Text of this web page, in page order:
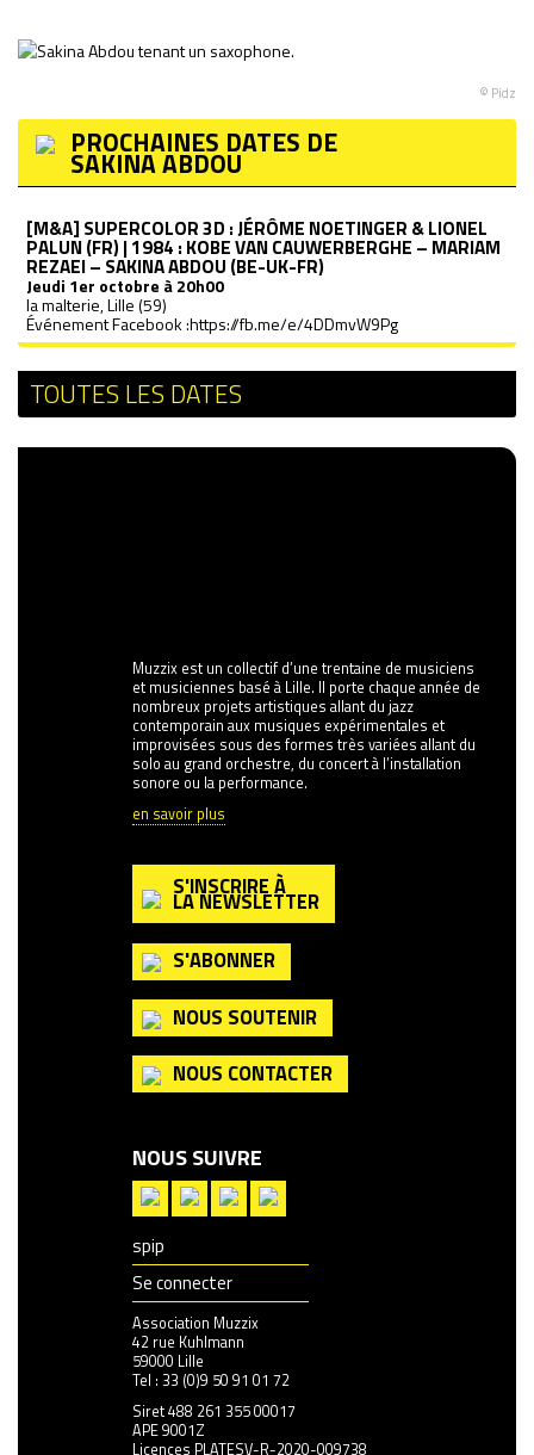
© Pidz
PROCHAINES DATES DE
SAKINA ABDOU
[M&A] SUPERCOLOR 3D : JÉRÔME NOETINGER & LIONEL
PALUN (FR) | 1984 : KOBE VAN CAUWERBERGHE – MARIAM
REZAEI – SAKINA ABDOU (BE-UK-FR)
Jeudi 1er octobre à 20h00
la malterie, Lille (59)
Événement Facebook :https://fb.me/e/4DDmvW9Pg
TOUTES LES DATES
Muzzix est un collectif d’une trentaine de musiciens
et musiciennes basé à Lille. Il porte chaque année de
nombreux projets artistiques allant du jazz
contemporain aux musiques expérimentales et
improvisées sous des formes très variées allant du
solo au grand orchestre, du concert à l’installation
sonore ou la performance.
en savoir plus
S'INSCRIRE À
LA NEWSLETTER
S'ABONNER
NOUS SOUTENIR
NOUS CONTACTER
NOUS SUIVRE
spip
Se connecter
Association Muzzix
42 rue Kuhlmann
59000 Lille
Tel : 33 (0)9 50 91 01 72
Siret 488 261 355 00017
APE 9001Z
Licences PLATESV-R-2020-009738